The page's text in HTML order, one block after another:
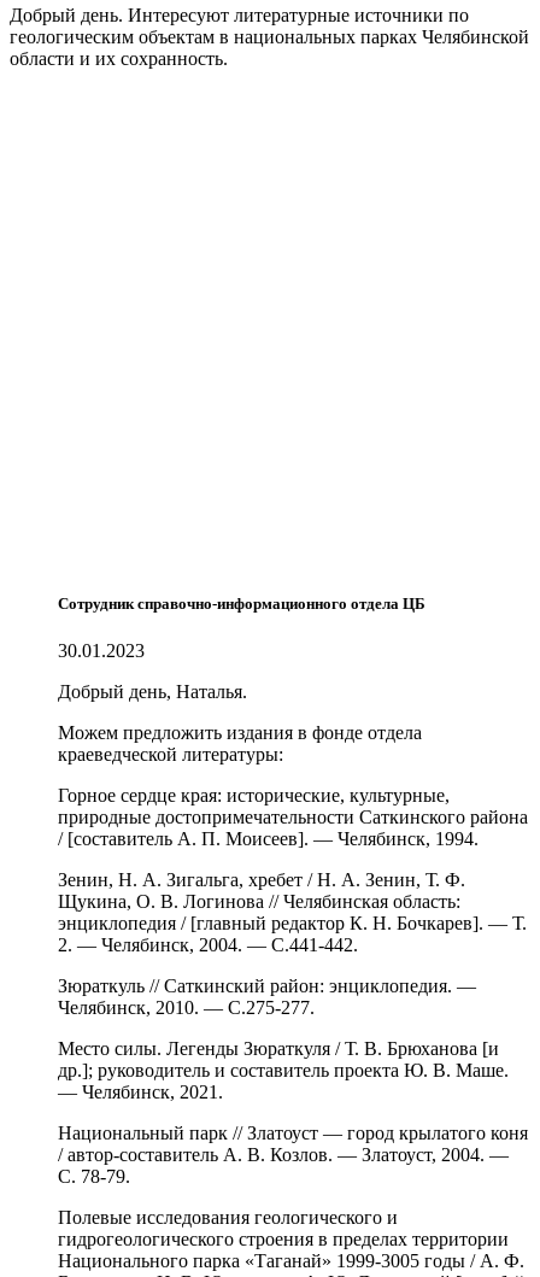
Добрый день. Интересуют литературные источники по
геологическим объектам в национальных парках Челябинской
области и их сохранность.
Сотрудник справочно-информационного отдела ЦБ
30.01.2023
Добрый день, Наталья.
Можем предложить издания в фонде отдела
краеведческой литературы:
Горное сердце края: исторические, культурные,
природные достопримечательности Саткинского района
/ [составитель А. П. Моисеев]. — Челябинск, 1994.
Зенин, Н. А. Зигальга, хребет / Н. А. Зенин, Т. Ф.
Щукина, О. В. Логинова // Челябинская область:
энциклопедия / [главный редактор К. Н. Бочкарев]. — Т.
2. — Челябинск, 2004. — С.441-442.
Зюраткуль // Саткинский район: энциклопедия. —
Челябинск, 2010. — С.275-277.
Место силы. Легенды Зюраткуля / Т. В. Брюханова [и
др.]; руководитель и составитель проекта Ю. В. Маше.
— Челябинск, 2021.
Национальный парк // Златоуст — город крылатого коня
/ автор-составитель А. В. Козлов. — Златоуст, 2004. —
С. 78-79.
Полевые исследования геологического и
гидрогеологического строения в пределах территории
Национального парка «Таганай» 1999-3005 годы / А. Ф.